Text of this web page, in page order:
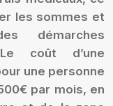
les sommes et
démarches
coût d’une
une personne
par mois, en